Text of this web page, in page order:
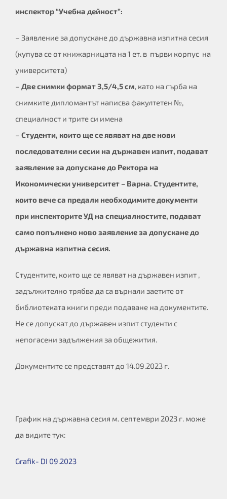
инспектор “Учебна дейност”:
– Заявление за допускане до държавна изпитна сесия
(купува се от книжарницата на 1 ет. в първи корпус на
университета)
– Две снимки формат 3,5/4,5 см, като на гърба на
снимките дипломантът написва факултетен №,
специалност и трите си имена
– Студенти, които ще се явяват на две нови
последователни сесии на държавен изпит, подават
заявление за допускане до Ректора на
Икономически университет – Варна. Студентите,
които вече са предали необходимите документи
при инспекторите УД на специалностите, подават
само попълнено ново заявление за допускане до
държавна изпитна сесия.
Студентите, които ще се явяват на държавен изпит ,
задължително трябва да са върнали заетите от
библиотеката книги преди подаване на документите.
Не се допускат до държавен изпит студенти с
непогасени задължения за общежития.
Документите се представят до 14.09.2023 г.
График на държавна сесия м. септември 2023 г. може
да видите тук:
Grafik- DI 09.2023